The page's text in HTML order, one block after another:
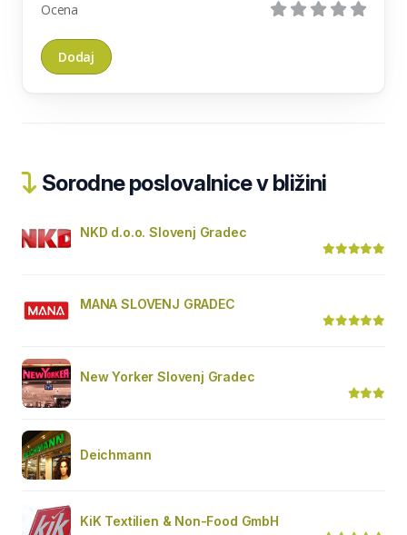
Ocena
Sorodne poslovalnice v bližini
NKD d.o.o. Slovenj Gradec
MANA SLOVENJ GRADEC
New Yorker Slovenj Gradec
Deichmann
KiK Textilien & Non-Food GmbH